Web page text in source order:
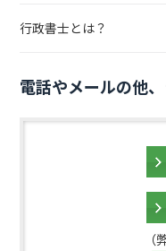
行政書士とは？
電話やメールの他